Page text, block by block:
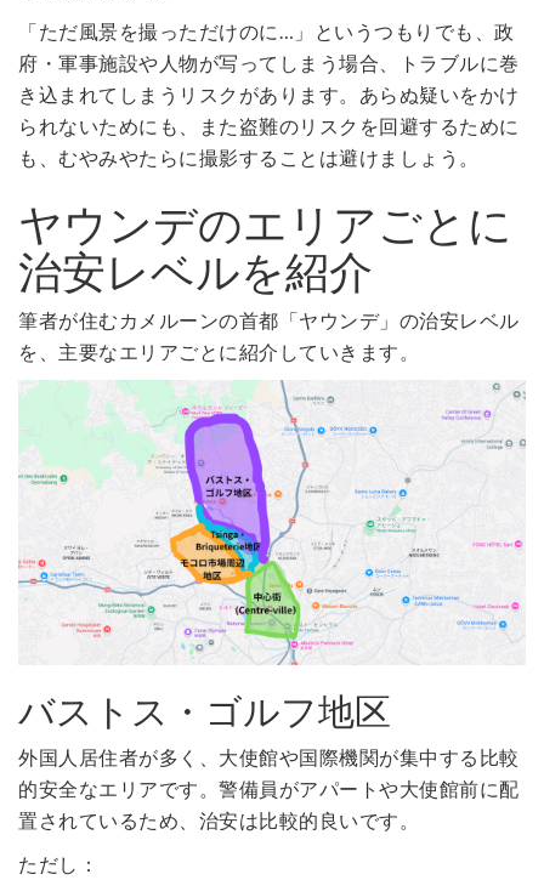
「ただ風景を撮っただけのに…」というつもりでも、政
府・軍事施設や人物が写ってしまう場合、トラブルに巻
き込まれてしまうリスクがあります。あらぬ疑いをかけ
られないためにも、また盗難のリスクを回避するために
も、むやみやたらに撮影することは避けましょう。
ヤウンデのエリアごとに
治安レベルを紹介
筆者が住むカメルーンの首都「ヤウンデ」の治安レベル
を、主要なエリアごとに紹介していきます。
バストス・ゴルフ地区
外国人居住者が多く、大使館や国際機関が集中する比較
的安全なエリアです。警備員がアパートや大使館前に配
置されているため、治安は比較的良いです。
ただし：